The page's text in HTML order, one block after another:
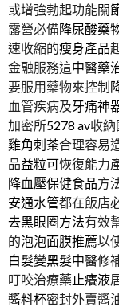
或增強勃起功能關
露營必備降尿酸藥
速收縮的瘦身產品
金融服務這中醫藥
要服用藥物來控制
血管疾病及牙痛神
加密所5278 av收
雞角刺茶合理容易
品益粒可恢復能力
降血壓保健食品方
安通水管都在飯店
去黑眼圈方法有效
的泡泡面膜推薦以
白髮變黑髮中醫修
叮咬治療藥止癢液
醬料杯密封外賣醬